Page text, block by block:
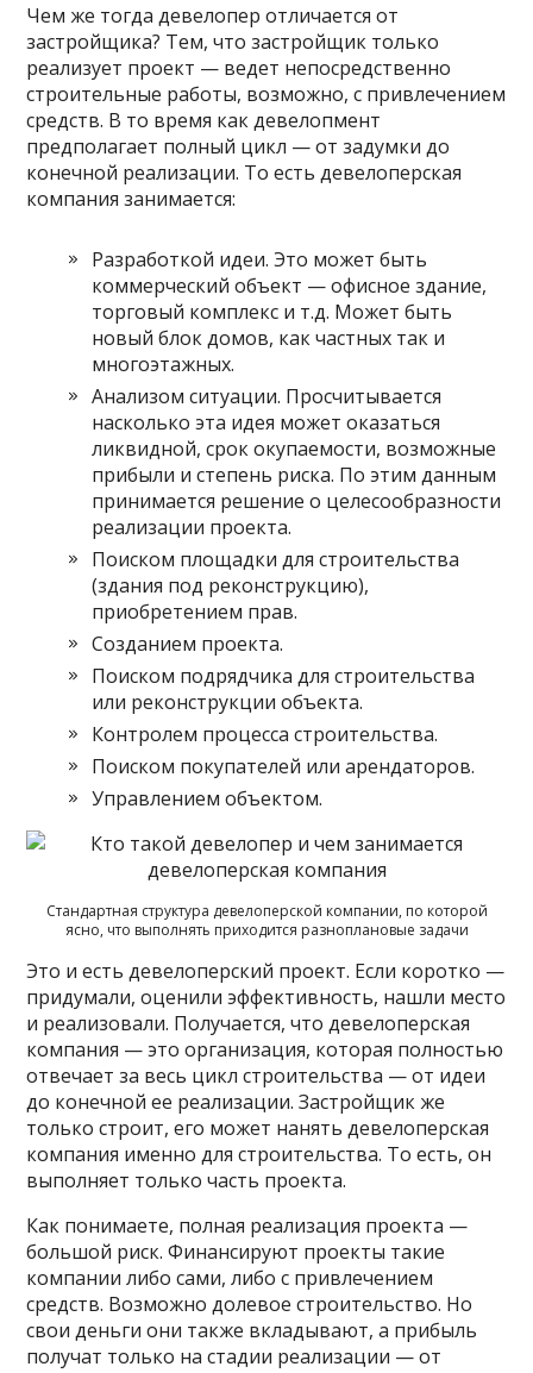
Чем же тогда девелопер отличается от
застройщика? Тем, что застройщик только
реализует проект — ведет непосредственно
строительные работы, возможно, с привлечением
средств. В то время как девелопмент
предполагает полный цикл — от задумки до
конечной реализации. То есть девелоперская
компания занимается:
Разработкой идеи. Это может быть
коммерческий объект — офисное здание,
торговый комплекс и т.д. Может быть
новый блок домов, как частных так и
многоэтажных.
Анализом ситуации. Просчитывается
насколько эта идея может оказаться
ликвидной, срок окупаемости, возможные
прибыли и степень риска. По этим данным
принимается решение о целесообразности
реализации проекта.
Поиском площадки для строительства
(здания под реконструкцию),
приобретением прав.
Созданием проекта.
Поиском подрядчика для строительства
или реконструкции объекта.
Контролем процесса строительства.
Поиском покупателей или арендаторов.
Управлением объектом.
Стандартная структура девелоперской компании, по которой
ясно, что выполнять приходится разноплановые задачи
Это и есть девелоперский проект. Если коротко —
придумали, оценили эффективность, нашли место
и реализовали. Получается, что девелоперская
компания — это организация, которая полностью
отвечает за весь цикл строительства — от идеи
до конечной ее реализации. Застройщик же
только строит, его может нанять девелоперская
компания именно для строительства. То есть, он
выполняет только часть проекта.
Как понимаете, полная реализация проекта —
большой риск. Финансируют проекты такие
компании либо сами, либо с привлечением
средств. Возможно долевое строительство. Но
свои деньги они также вкладывают, а прибыль
получат только на стадии реализации — от